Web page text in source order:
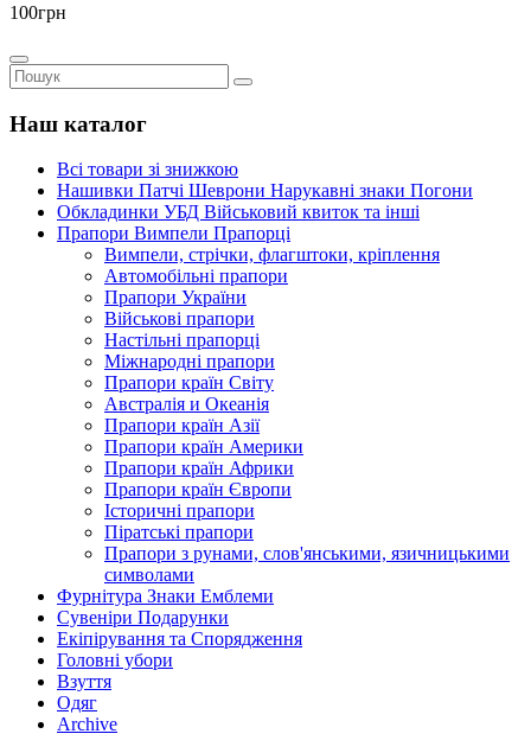
100грн
Наш каталог
Всі товари зі знижкою
Нашивки Патчі Шеврони Нарукавні знаки Погони
Обкладинки УБД Військовий квиток та інші
Прапори Вимпели Прапорці
Вимпели, стрічки, флагштоки, кріплення
Автомобільні прапори
Прапори України
Військові прапори
Настільні прапорці
Міжнародні прапори
Прапори країн Світу
Австралія и Океанія
Прапори країн Азії
Прапори країн Америки
Прапори країн Африки
Прапори країн Європи
Історичні прапори
Піратські прапори
Прапори з рунами, слов'янськими, язичницькими
символами
Фурнітура Знаки Емблеми
Сувеніри Подарунки
Екіпірування та Спорядження
Головні убори
Взуття
Одяг
Archive